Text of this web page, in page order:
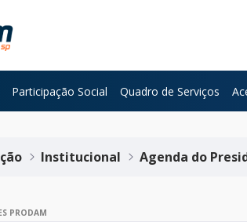
Participação Social Quadro de Serviços
Institucional Agenda do
PRODAM